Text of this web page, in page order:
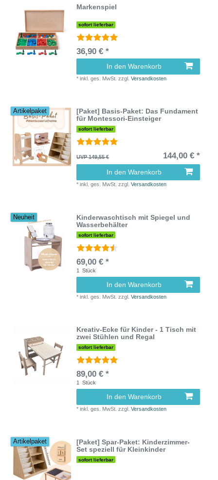
Markenspiel
sofort lieferbar
36,90 € *
In den Warenkorb
*inkl. ges. MwSt. zzgl.Versandkosten
Artikelpaket
[Paket] Basis-Paket: Das Fundament
für Montessori-Einsteiger
sofort lieferbar
UVP 149,55 € 144,00 € *
In den Warenkorb
*inkl. ges. MwSt. zzgl.Versandkosten
Neuheit
Kinderwaschtisch mit Spiegel und
Wasserbehälter
sofort lieferbar
69,00 € *
1 Stück
In den Warenkorb
*inkl. ges. MwSt. zzgl.Versandkosten
Kreativ-Ecke für Kinder - 1 Tisch mit
zwei Stühlen und Regal
sofort lieferbar
89,00 € *
1 Stück
In den Warenkorb
*inkl. ges. MwSt. zzgl.Versandkosten
Artikelpaket
[Paket] Spar-Paket: Kinderzimmer-
Set speziell für Kleinkinder
sofort lieferbar